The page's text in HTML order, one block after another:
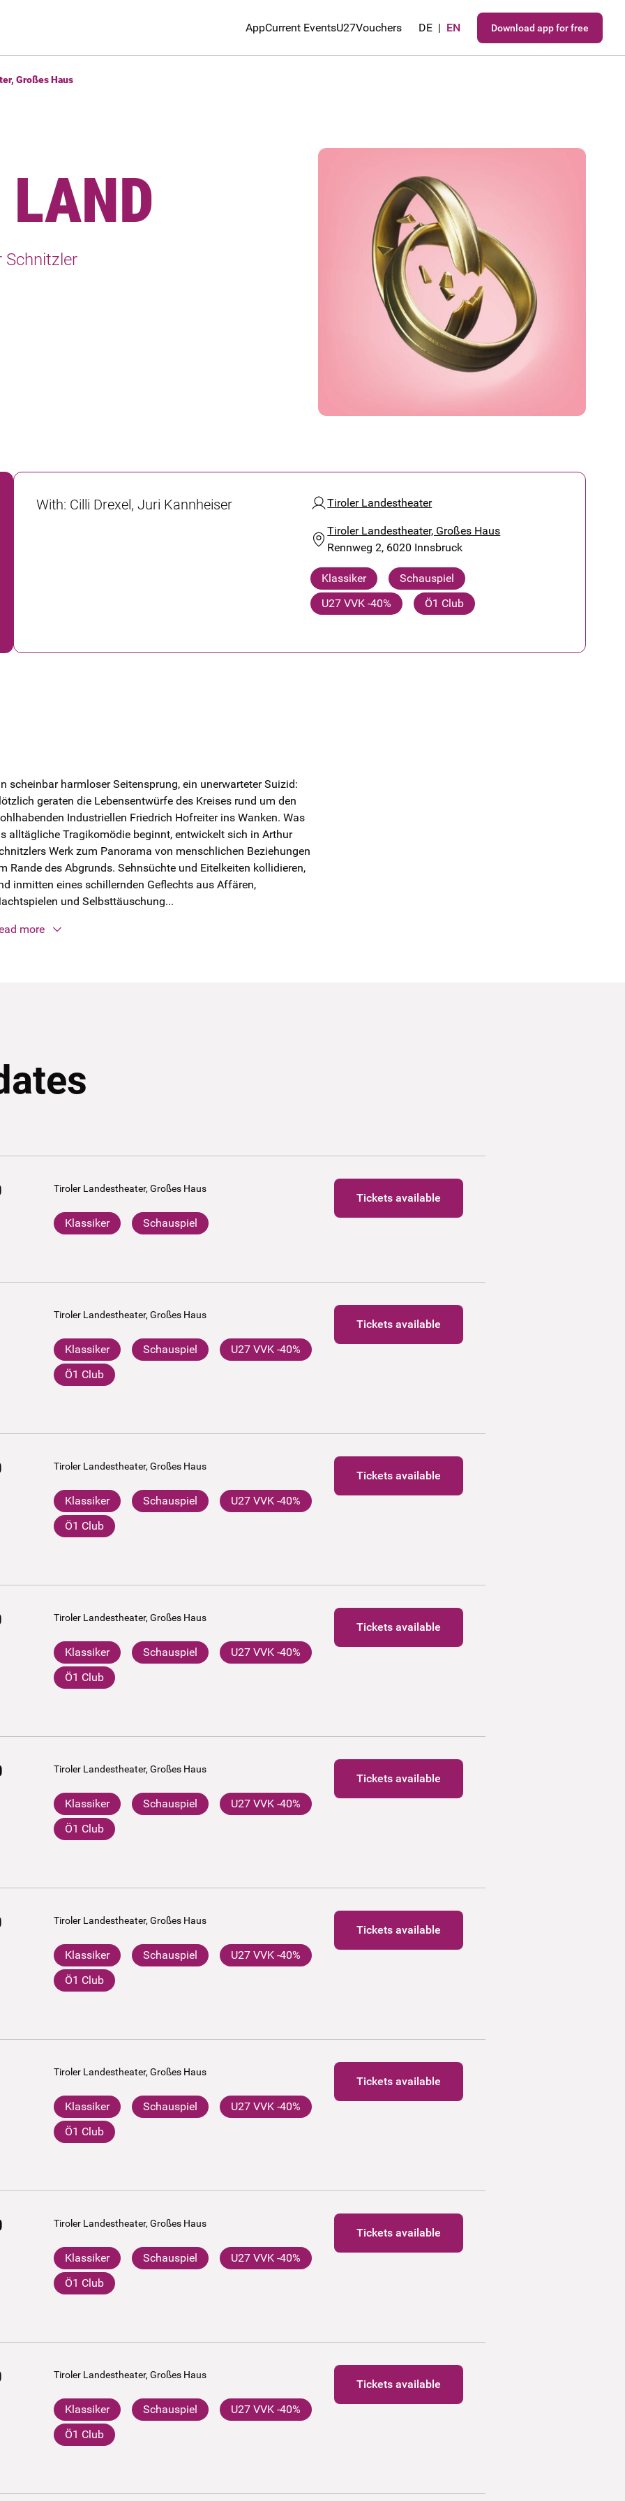
AppCurrent EventsU27Vouchers DE | EN Download app for free
Großes Haus
LAND
Schnitzler
With: Cilli Drexel, Juri Kannheiser Tiroler Landestheater
Tiroler Landestheater, Großes Haus
Rennweg 2, 6020 Innsbruck
Klassiker
Schauspiel
U27 VVK -40%
Ö1 Club
scheinbar harmloser Seitensprung, ein unerwarteter Suizid:
geraten die Lebensentwürfe des Kreises rund um den
Industriellen Friedrich Hofreiter ins Wanken. Was
alltägliche Tragikomödie beginnt, entwickelt sich in Arthur
Werk zum Panorama von menschlichen Beziehungen
Rande des Abgrunds. Sehnsüchte und Eitelkeiten kollidieren,
inmitten eines schillernden Geflechts aus Affären,
und Selbsttäuschung...
more
Tiroler Landestheater, Großes Haus
Klassiker Schauspiel
Tickets available
Tiroler Landestheater, Großes Haus
Klassiker Schauspiel
U27 VVK -40%
Ö1 Club
Tickets available
Tiroler Landestheater, Großes Haus
Klassiker Schauspiel
U27 VVK -40%
Ö1 Club
Tickets available
Tiroler Landestheater, Großes Haus
Klassiker Schauspiel
U27 VVK -40%
Ö1 Club
Tickets available
Tiroler Landestheater, Großes Haus
Klassiker Schauspiel
U27 VVK -40%
Ö1 Club
Tickets available
Tiroler Landestheater, Großes Haus
Klassiker Schauspiel
U27 VVK -40%
Ö1 Club
Tickets available
Tiroler Landestheater, Großes Haus
Klassiker Schauspiel
U27 VVK -40%
Ö1 Club
Tickets available
Tiroler Landestheater, Großes Haus
Klassiker Schauspiel
U27 VVK -40%
Ö1 Club
Tickets available
Tiroler Landestheater, Großes Haus
Klassiker Schauspiel
U27 VVK -40%
Ö1 Club
Tickets available